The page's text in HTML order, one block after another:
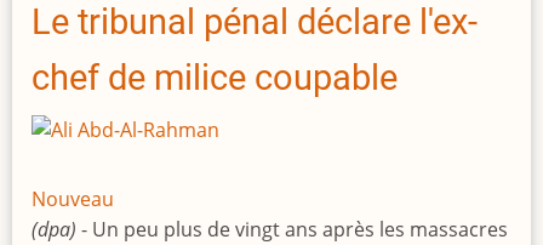
l'Afrique
Le tribunal pénal déclare l'ex-
chef de milice coupable
Nouveau
(dpa) - Un peu plus de vingt ans après les massacres